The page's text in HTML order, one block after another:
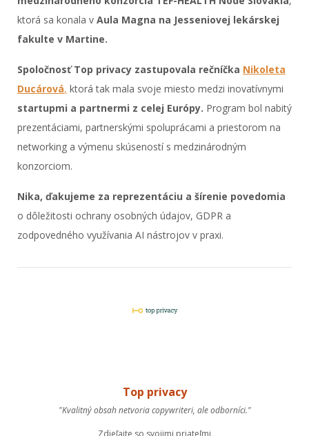
ktorá sa konala v Aula Magna na Jesseniovej lekárskej
fakulte v Martine.
Spoločnosť Top privacy zastupovala rečníčka Nikoleta
Ducárová, ktorá tak mala svoje miesto medzi inovatívnymi
startupmi a partnermi z celej Európy. Program bol nabitý
prezentáciami, partnerskými spoluprácami a priestorom na
networking a výmenu skúseností s medzinárodným
konzorciom.
Nika, ďakujeme za reprezentáciu a šírenie povedomia
o dôležitosti ochrany osobných údajov, GDPR a
zodpovedného využívania AI nástrojov v praxi.
Top privacy
"Kvalitný obsah netvoria copywriteri, ale odborníci."
Zdieľajte so svojimi priateľmi